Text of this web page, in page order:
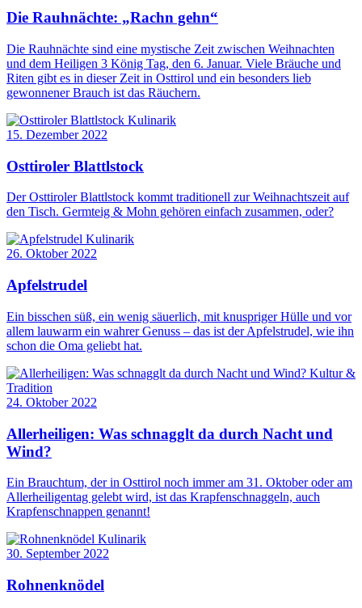
Die Rauhnächte: „Rachn gehn“
Die Rauhnächte sind eine mystische Zeit zwischen Weihnachten
und dem Heiligen 3 König Tag, den 6. Januar. Viele Bräuche und
Riten gibt es in dieser Zeit in Osttirol und ein besonders lieb
gewonnener Brauch ist das Räuchern.
Kulinarik
15. Dezember 2022
Osttiroler Blattlstock
Der Osttiroler Blattlstock kommt traditionell zur Weihnachtszeit auf
den Tisch. Germteig & Mohn gehören einfach zusammen, oder?
Kulinarik
26. Oktober 2022
Apfelstrudel
Ein bisschen süß, ein wenig säuerlich, mit knuspriger Hülle und vor
allem lauwarm ein wahrer Genuss – das ist der Apfelstrudel, wie ihn
schon die Oma geliebt hat.
Kultur &
Tradition
24. Oktober 2022
Allerheiligen: Was schnagglt da durch Nacht und
Wind?
Ein Brauchtum, der in Osttirol noch immer am 31. Oktober oder am
Allerheiligentag gelebt wird, ist das Krapfenschnaggeln, auch
Krapfenschnappen genannt!
Kulinarik
30. September 2022
Rohnenknödel